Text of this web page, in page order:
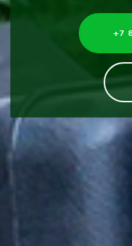
+7